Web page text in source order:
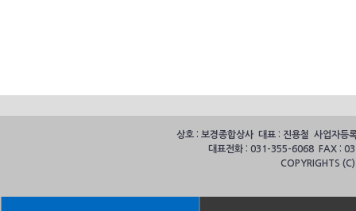
상호 : 보경종합상사 대표 : 진용철 사업자
대표전화 : 031-355-6068 FAX :
COPYRIGHTS (C)